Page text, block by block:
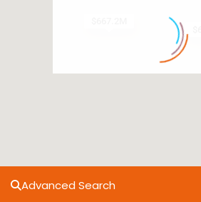
Advanced Search